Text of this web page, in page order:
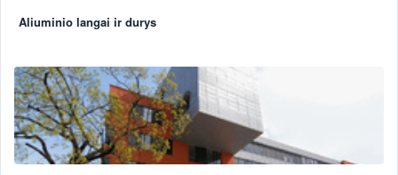
Aliuminio langai ir durys